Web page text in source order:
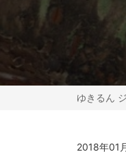
ゆきるん
2018年01